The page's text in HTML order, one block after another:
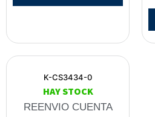
K-CS3434-0
HAY STOCK
REENVIO CUENTA